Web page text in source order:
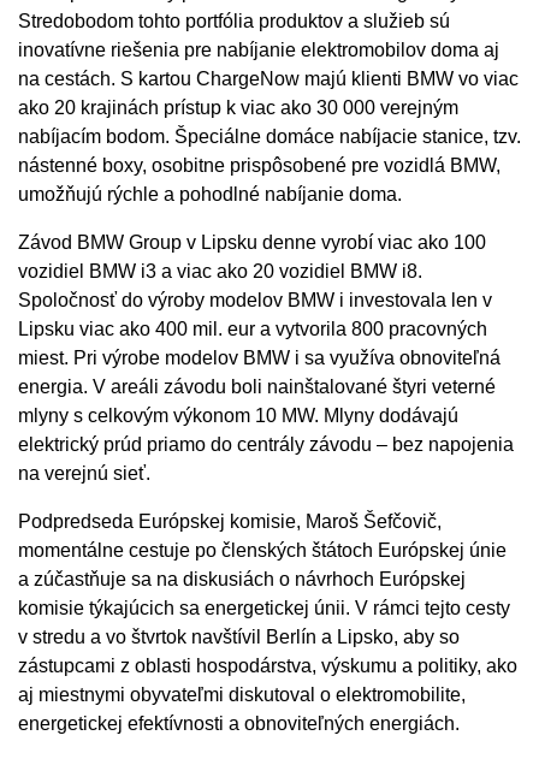
Stredobodom tohto portfólia produktov a služieb sú
inovatívne riešenia pre nabíjanie elektromobilov doma aj
na cestách. S kartou ChargeNow majú klienti BMW vo viac
ako 20 krajinách prístup k viac ako 30 000 verejným
nabíjacím bodom. Špeciálne domáce nabíjacie stanice, tzv.
nástenné boxy, osobitne prispôsobené pre vozidlá BMW,
umožňujú rýchle a pohodlné nabíjanie doma.
Závod BMW Group v Lipsku denne vyrobí viac ako 100
vozidiel BMW i3 a viac ako 20 vozidiel BMW i8.
Spoločnosť do výroby modelov BMW i investovala len v
Lipsku viac ako 400 mil. eur a vytvorila 800 pracovných
miest. Pri výrobe modelov BMW i sa využíva obnoviteľná
energia. V areáli závodu boli nainštalované štyri veterné
mlyny s celkovým výkonom 10 MW. Mlyny dodávajú
elektrický prúd priamo do centrály závodu – bez napojenia
na verejnú sieť.
Podpredseda Európskej komisie, Maroš Šefčovič,
momentálne cestuje po členských štátoch Európskej únie
a zúčastňuje sa na diskusiách o návrhoch Európskej
komisie týkajúcich sa energetickej únii. V rámci tejto cesty
v stredu a vo štvrtok navštívil Berlín a Lipsko, aby so
zástupcami z oblasti hospodárstva, výskumu a politiky, ako
aj miestnymi obyvateľmi diskutoval o elektromobilite,
energetickej efektívnosti a obnoviteľných energiách.